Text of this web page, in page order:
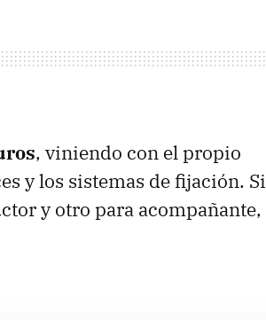
, viniendo con el propio
y los sistemas de fijación. Si
y otro para acompañante,